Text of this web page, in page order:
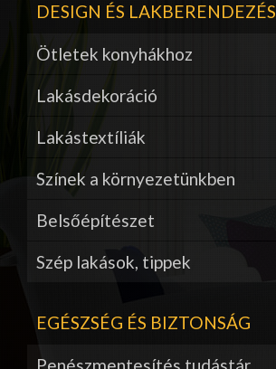
DESIGN ÉS LAKBERENDEZÉS
Ötletek konyhákhoz
Lakásdekoráció
Lakástextíliák
Színek a környezetünkben
Belsőépítészet
Szép lakások, tippek
EGÉSZSÉG ÉS BIZTONSÁG